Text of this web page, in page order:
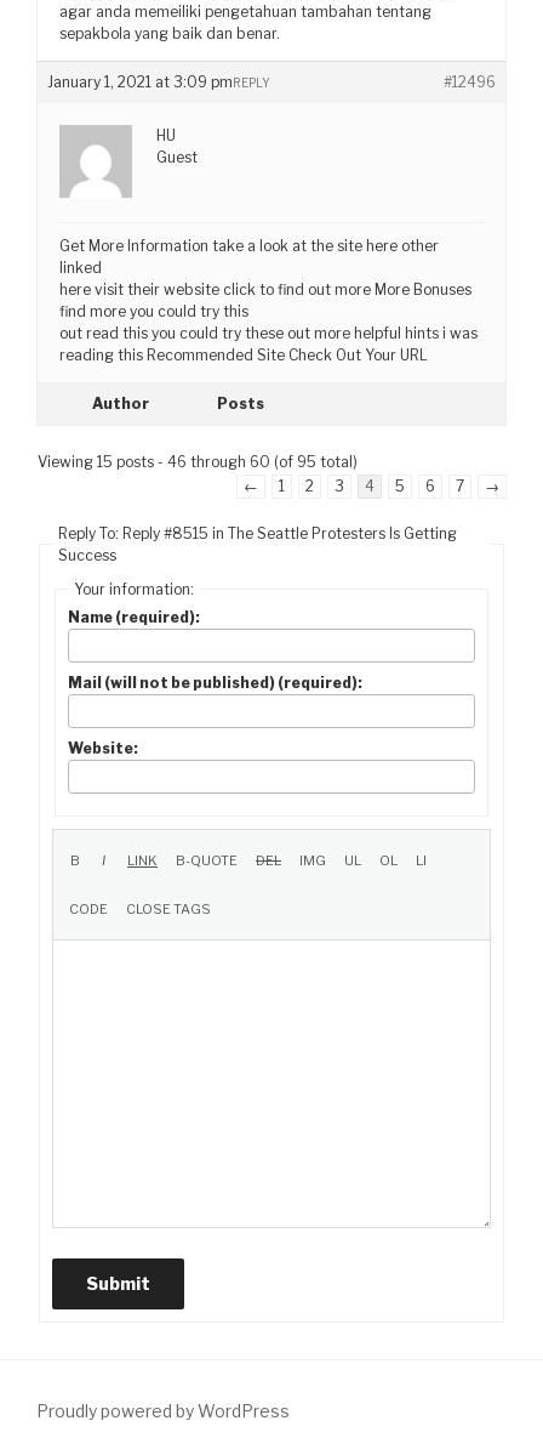
agar anda memeiliki pengetahuan tambahan tentang
sepakbola yang baik dan benar.
January 1, 2021 at 3:09 pm #12496
REPLY
HU
Guest
Get More Information take a look at the site here other
linked
here visit their website click to find out more More Bonuses
find more you could try this
out read this you could try these out more helpful hints i was
reading this Recommended Site Check Out Your URL
Author Posts
Viewing 15 posts - 46 through 60 (of 95 total)
←
1 2 3 4 5 6 7 →
Reply To: Reply #8515 in The Seattle Protesters Is Getting
Success
Your information:
Name (required):
Mail (will not be published) (required):
Website:
Submit
Proudly powered by WordPress